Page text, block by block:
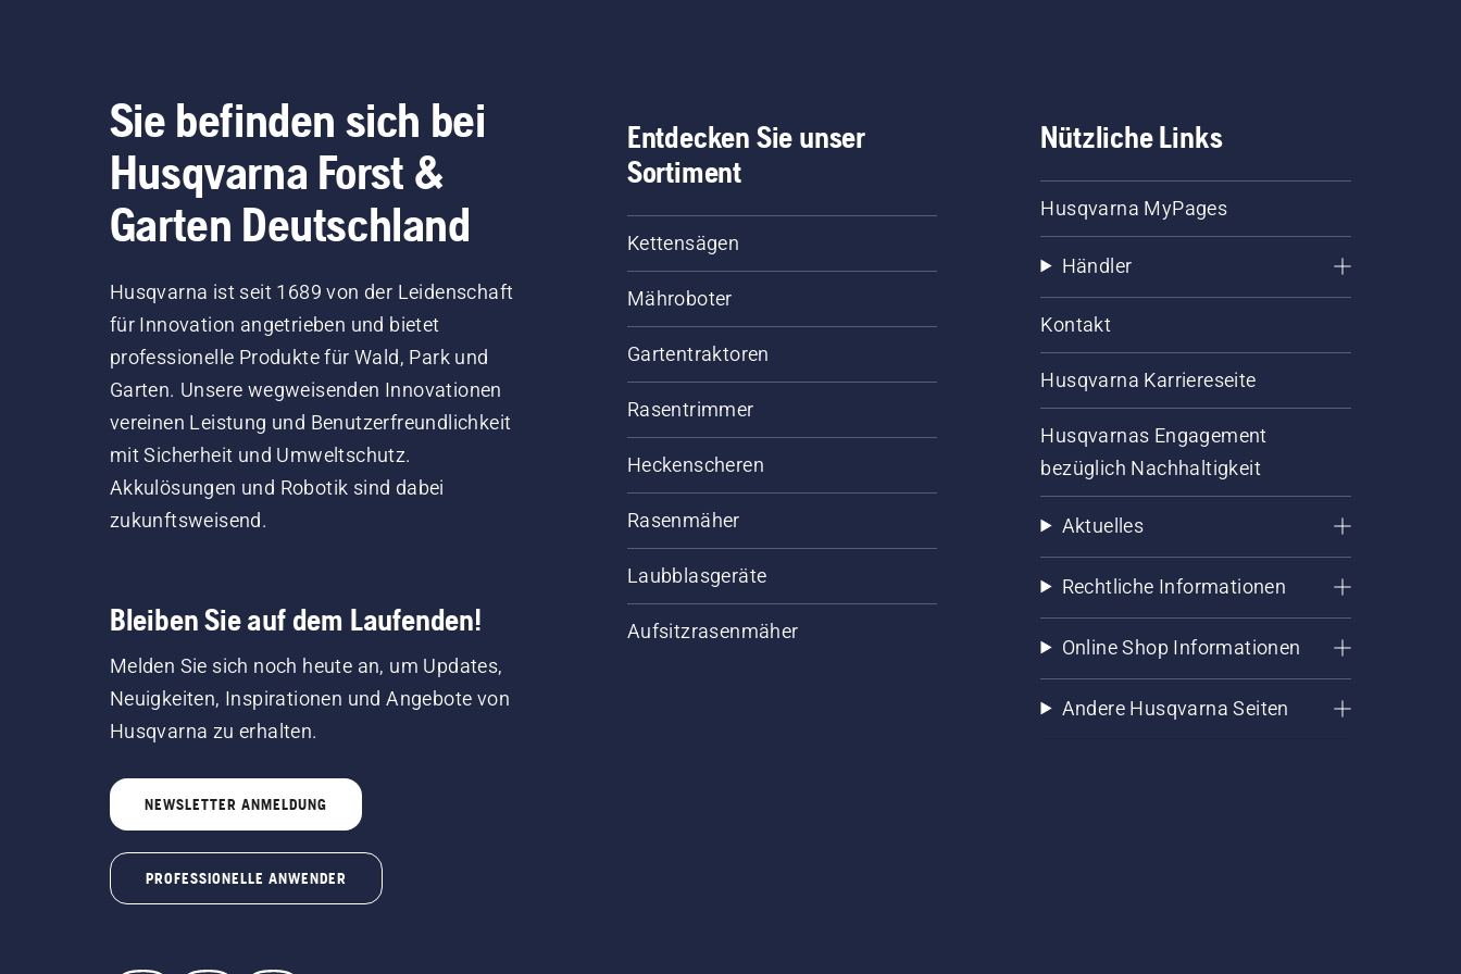
professionellen
Erfahrungsschatz auf den
Gebieten Forst-, Park- oder
ihnen nehmen regelmäßig
Waldarbeiter, Schnitzer oder
Baumkletterer teil. Sie alle
teilen unsere Leidenschaft
für die Natur und für
Husqvarna. Lassen Sie sich
von unserem Team
Sie die Drehzahl des
das Schmiersystem
Sie befinden sich bei
Husqvarna Forst &
Garten Deutschland
Husqvarna ist seit 1689 von der Leidenschaft
für Innovation angetrieben und bietet
professionelle Produkte für Wald, Park und
Garten. Unsere wegweisenden Innovationen
vereinen Leistung und Benutzerfreundlichkeit
mit Sicherheit und Umweltschutz.
Akkulösungen und Robotik sind dabei
zukunftsweisend.
Bleiben Sie auf dem Laufenden!
Melden Sie sich noch heute an, um Updates,
Neuigkeiten, Inspirationen und Angebote von
Husqvarna zu erhalten.
NEWSLETTER ANMELDUNG
PROFESSIONELLE ANWENDER
Entdecken Sie unser
Sortiment
Kettensägen
Mähroboter
Gartentraktoren
Rasentrimmer
Heckenscheren
Rasenmäher
Laubblasgeräte
Aufsitzrasenmäher
Nützliche Links
Husqvarna MyPages
Händler
Kontakt
Husqvarna Karriereseite
Husqvarnas Engagement
bezüglich Nachhaltigkeit
Aktuelles
Rechtliche Informationen
Online Shop Informationen
Andere Husqvarna Seiten